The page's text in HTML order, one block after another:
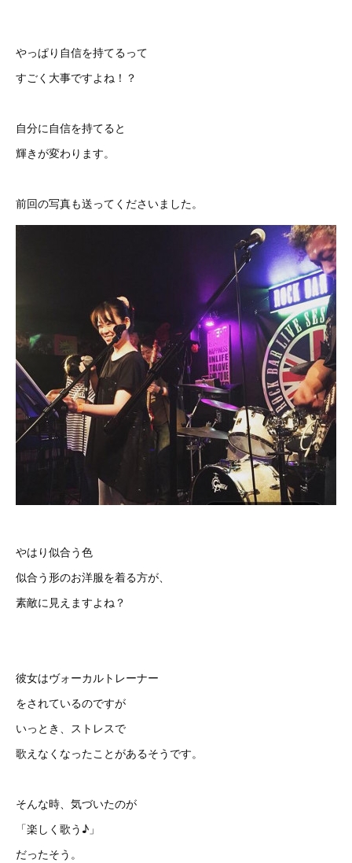
やっぱり自信を持てるって
すごく大事ですよね！？
自分に自信を持てると
輝きが変わります。
前回の写真も送ってくださいました。
やはり似合う色
似合う形のお洋服を着る方が、
素敵に見えますよね？
彼女はヴォーカルトレーナー
をされているのですが
いっとき、ストレスで
歌えなくなったことがあるそうです。
そんな時、気づいたのが
「楽しく歌う♪」
だったそう。